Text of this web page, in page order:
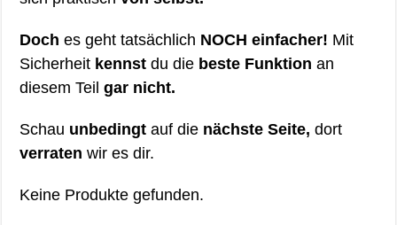
Doch es geht tatsächlich NOCH einfacher! Mit
Sicherheit kennst du die beste Funktion an
diesem Teilgar nicht.
Schau unbedingt auf die nächste Seite, dort
verraten wir es dir.
Keine Produkte gefunden.